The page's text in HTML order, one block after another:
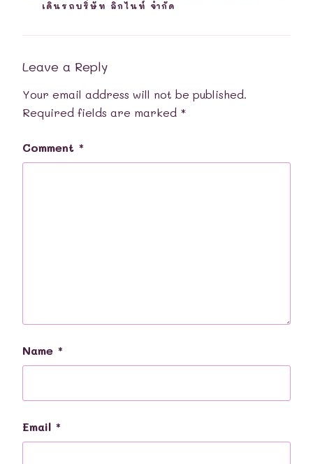
เดินรถบริษัท ลิกไนท์ จำกัด
Leave a Reply
Your email address will not be published.
Required fields are marked *
Comment *
Name *
Email *